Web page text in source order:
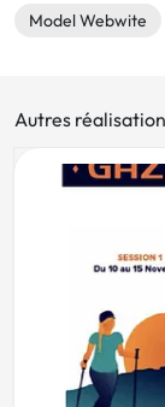
Model Webwite
Autres